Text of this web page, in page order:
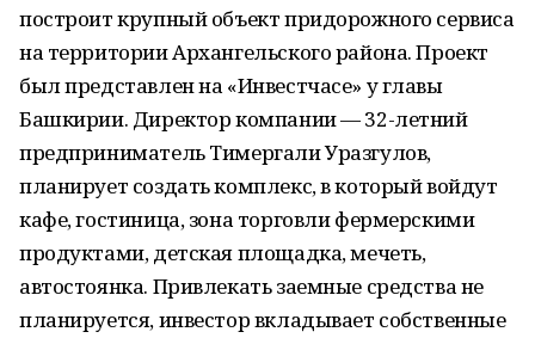
построит крупный объект придорожного сервиса
на территории Архангельского района. Проект
был представлен на «Инвестчасе» у главы
Башкирии. Директор компании — 32-летний
предприниматель Тимергали Уразгулов,
планирует создать комплекс, в который войдут
кафе, гостиница, зона торговли фермерскими
продуктами, детская площадка, мечеть,
автостоянка. Привлекать заемные средства не
планируется, инвестор вкладывает собственные